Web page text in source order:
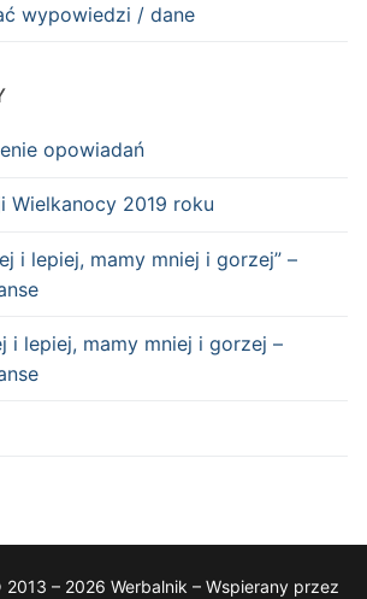
wypowiedzi / dane
opowiadań
Wielkanocy 2019 roku
i lepiej, mamy mniej i gorzej” –
i lepiej, mamy mniej i gorzej –
– 2026 Werbalnik – Wspierany przez